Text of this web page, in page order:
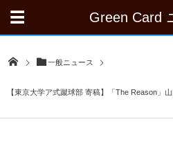
Green Card
一般ニュース
【東京大学ア式蹴球部 寄稿】「The Reason」